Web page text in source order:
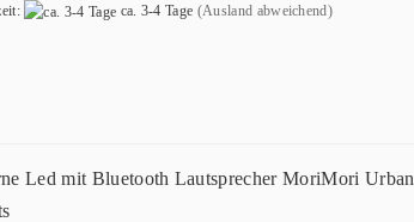
ca. 3-4 Tage (Ausland abweichend)
Led mit Bluetooth Lautsprecher MoriMori Urban